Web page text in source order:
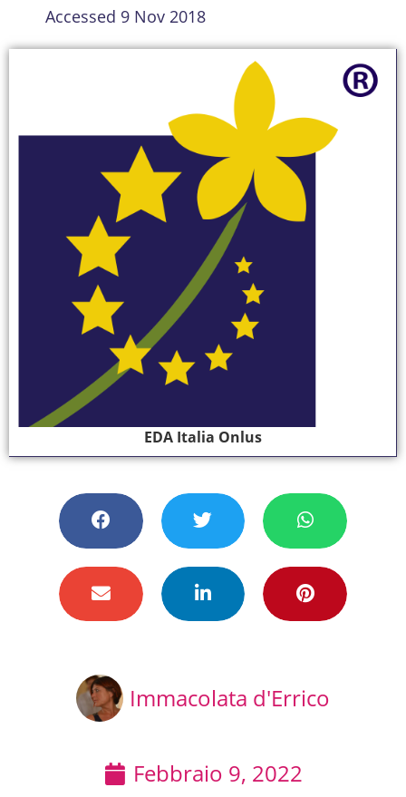
Accessed 9 Nov 2018
EDA Italia Onlus
Immacolata d'Errico
Febbraio 9, 2022